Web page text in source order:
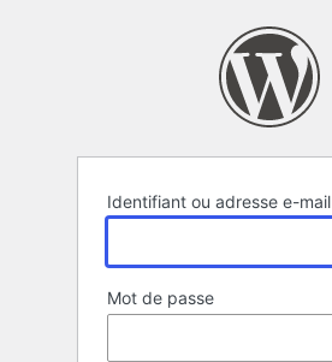
Identifiant ou adresse e-mail
Mot de passe